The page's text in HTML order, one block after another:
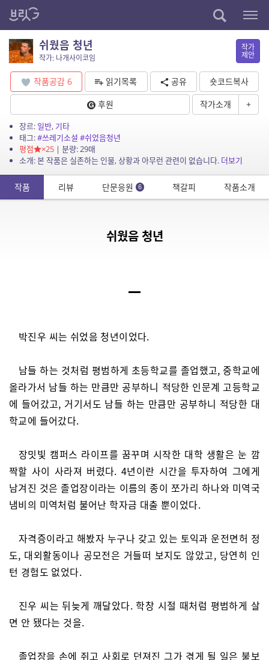
쉬웠음 청년
작가: 나개사이코임
작가
제안
작품공감 6 읽기목록 공유
숏코드복사
후원
작가소개 +
장르: 일반, 기타
태그:#쓰레기소설 #쉬었음청년
평점
×25| 분량: 29매
소개: 본 작품은 실존하는 인물, 상황과 아무런 관련이 없습니다. 더보기
작품 리뷰 단문응원 6 책갈피 작품소개
쉬웠음 청년
박진우 씨는 쉬었음 청년이었다.
남들 하는 것처럼 평범하게 초등학교를 졸업했고, 중학교에
올라가서 남들 하는 만큼만 공부하니 적당한 인문계 고등학교
에 들어갔고, 거기서도 남들 하는 만큼만 공부하니 적당한 대
학교에 들어갔다.
장밋빛 캠퍼스 라이프를 꿈꾸며 시작한 대학 생활은 눈 깜
짝할 사이 사라져 버렸다. 4년이란 시간을 투자하여 그에게
남겨진 것은 졸업장이라는 이름의 종이 쪼가리 하나와 미역국
냄비의 미역처럼 불어난 학자금 대출 뿐이었다.
자격증이라고 해봤자 누구나 갖고 있는 토익과 운전면허 정
도, 대외활동이나 공모전은 거들떠 보지도 않았고, 당연히 인
턴 경험도 없었다.
진우 씨는 뒤늦게 깨달았다. 학창 시절 때처럼 평범하게 살
면 안 됐다는 것을.
졸업장을 손에 쥐고 사회로 던져진 그가 겪게 될 일은 불보